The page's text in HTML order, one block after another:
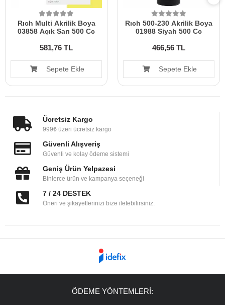
Rıch Multi Akrilik Boya
03858 Açık Sarı 500 Cc
581,76 TL
Sepete Ekle
Rıch 500-230 Akrilik Boya
01988 Siyah 500 Cc
466,56 TL
Sepete Ekle
Ücretsiz Kargo
999₺ üzeri ücretsiz kargo
Güvenli Alışveriş
Güvenli ve kolay ödeme sistemi
Geniş Ürün Yelpazesi
Binlerce ürün ve kampanya seçeneği
7 / 24 DESTEK
Öneri ve şikayetlerinizi bize iletebilirsiniz.
ÖDEME YÖNTEMLERİ: